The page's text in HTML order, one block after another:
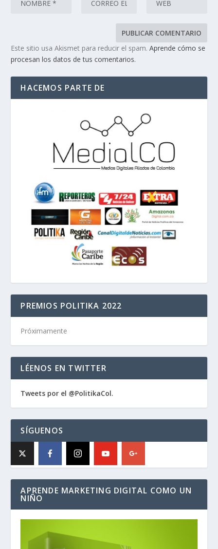
Este sitio usa Akismet para reducir el spam.Aprende cómo se
procesan los datos de tus comentarios.
HACEMOS PARTE DE
PREMIOS POLITIKA 2022
Próximamente
LÉENOS EN TWITTER
Tweets por el @PolitikaCol.
SÍGUENOS
APRENDE MARKETING DIGITAL COMO UN
NIÑO